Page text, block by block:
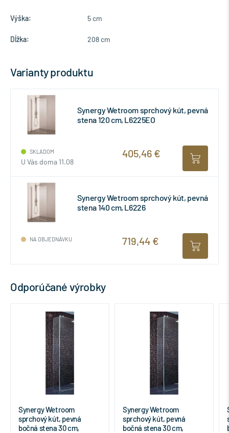
Výška: 5 cm
Dĺžka: 208 cm
Varianty produktu
Synergy Wetroom sprchový kút, pevná
stena 120 cm, L6225EO
SKLADOM
U Vás doma 11.08
405,46 €
Synergy Wetroom sprchový kút, pevná
stena 140 cm, L6226
NA OBJEDNÁVKU 719,44 €
Odporúčané výrobky
Synergy Wetroom
sprchový kút, pevná
bočná stena 30 cm,
Synergy Wetroom
sprchový kút, pevná
bočná stena 30 cm,